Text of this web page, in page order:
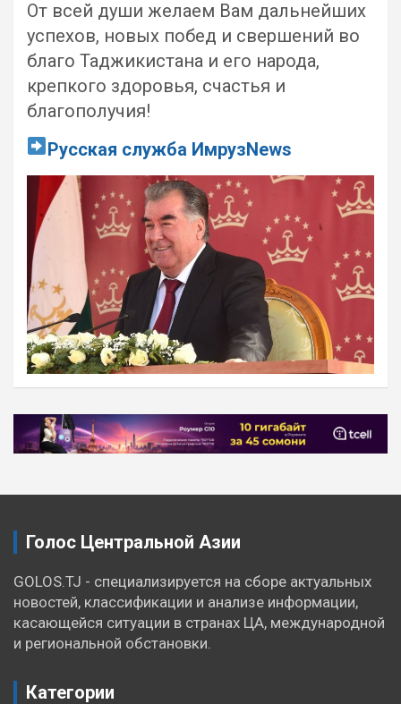
От всей души желаем Вам дальнейших
успехов, новых побед и свершений во
благо Таджикистана и его народа,
крепкого здоровья, счастья и
благополучия!
Русская служба ИмрузNews
Навигация
по
Голос Центральной Азии
GOLOS.TJ - специализируется на сборе актуальных
новостей, классификации и анализе информации,
касающейся ситуации в странах ЦА, международной
и региональной обстановки.
Категории